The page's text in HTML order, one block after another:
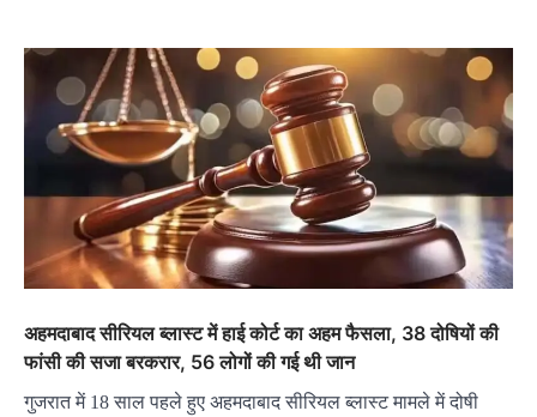
अहमदाबाद सीरियल ब्लास्ट में हाई कोर्ट का अहम फैसला, 38 दोषियों की
फांसी की सजा बरकरार, 56 लोगों की गई थी जान
गुजरात में 18 साल पहले हुए अहमदाबाद सीरियल ब्लास्ट मामले में दोषी